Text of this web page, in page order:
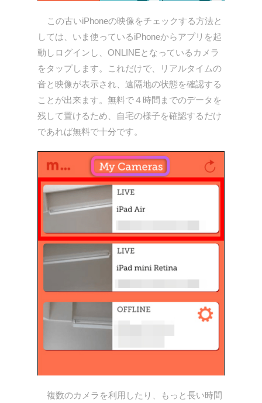
この古いiPhoneの映像をチェックする方法と
しては、いま使っているiPhoneからアプリを起
動しログインし、ONLINEとなっているカメラ
をタップします。これだけで、リアルタイムの
音と映像が表示され、遠隔地の状態を確認する
ことが出来ます。無料で４時間までのデータを
残して置けるため、自宅の様子を確認するだけ
であれば無料で十分です。
複数のカメラを利用したり、もっと長い時間